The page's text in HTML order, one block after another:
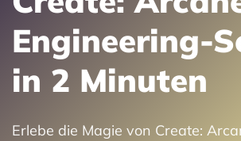
Engineering-
in 2 Minuten
Erlebe die Magie von Create: